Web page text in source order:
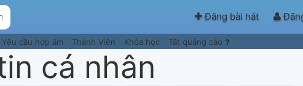
Đăng bài hát
Yêu cầu hợp âm Thành Viên Khóa học Tắt quảng cáo
cá nhân